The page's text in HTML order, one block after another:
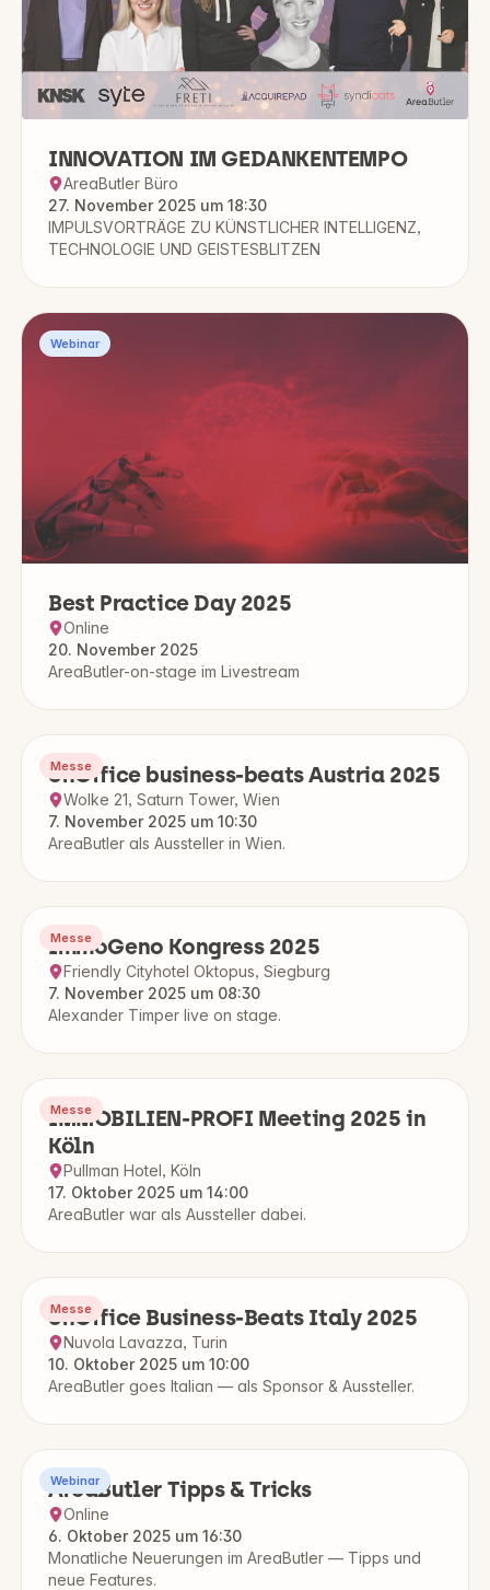
INNOVATION IM GEDANKENTEMPO
AreaButler Büro
27. November 2025 um 18:30
IMPULSVORTRÄGE ZU KÜNSTLICHER INTELLIGENZ,
TECHNOLOGIE UND GEISTESBLITZEN
Webinar
Best Practice Day 2025
Online
20. November 2025
AreaButler-on-stage im Livestream
Messe
onOffice business-beats Austria 2025
Wolke 21, Saturn Tower, Wien
7. November 2025 um 10:30
AreaButler als Aussteller in Wien.
Messe
ImmoGeno Kongress 2025
Friendly Cityhotel Oktopus, Siegburg
7. November 2025 um 08:30
Alexander Timper live on stage.
Messe
IMMOBILIEN-PROFI Meeting 2025 in
Köln
Pullman Hotel, Köln
17. Oktober 2025 um 14:00
AreaButler war als Aussteller dabei.
Messe
onOffice Business-Beats Italy 2025
Nuvola Lavazza, Turin
10. Oktober 2025 um 10:00
AreaButler goes Italian — als Sponsor & Aussteller.
Webinar
AreaButler Tipps & Tricks
Online
6. Oktober 2025 um 16:30
Monatliche Neuerungen im AreaButler — Tipps und
neue Features.